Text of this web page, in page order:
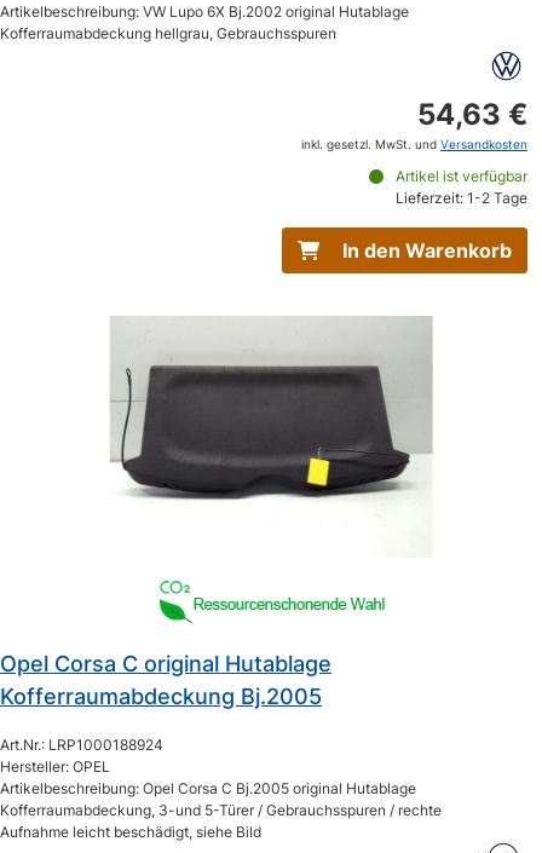
Artikelbeschreibung: VW Lupo 6X Bj.2002 original Hutablage
Kofferraumabdeckung hellgrau, Gebrauchsspuren
54,63 €
inkl. gesetzl. MwSt. und Versandkosten
Artikel ist verfügbar
Lieferzeit: 1-2 Tage
In den Warenkorb
Opel Corsa C original Hutablage
Kofferraumabdeckung Bj.2005
Art.Nr.: LRP1000188924
Hersteller: OPEL
Artikelbeschreibung: Opel Corsa C Bj.2005 original Hutablage
Kofferraumabdeckung, 3-und 5-Türer / Gebrauchsspuren / rechte
Aufnahme leicht beschädigt, siehe Bild